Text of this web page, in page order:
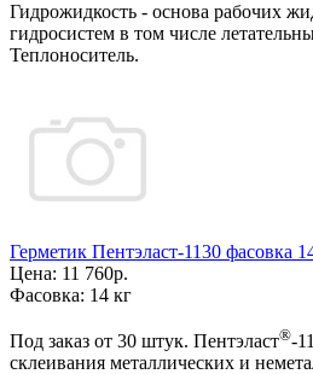
Гидрожидкость - основа рабочих
гидросистем в том числе
Теплоноситель.
Герметик Пентэласт-1130 фасовка
Цена: 11 760р.
Фасовка: 14 кг
Под заказ от 30 штук. Пентэласт®-
склеивания металлических и